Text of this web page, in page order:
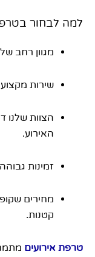
למה לבחור
מגוון רחב
שירות
הצוות
האירוע.
זמינות
מחירים
קטנות.
טרפת אירועים